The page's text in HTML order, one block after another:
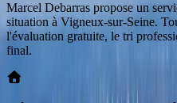
Marcel Debarras propose un
situation à Vigneux-sur-Seine.
l'évaluation gratuite, le tri
final.